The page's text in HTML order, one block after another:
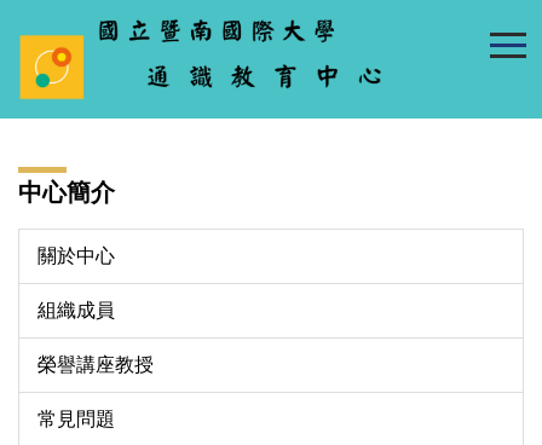
要
容
區
中心簡介
關於中心
組織成員
榮譽講座教授
常見問題